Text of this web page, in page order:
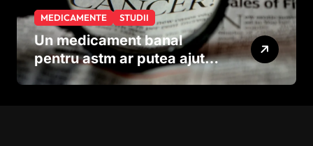
MEDICAMENTE STUDII
Un medicament banal
pentru astm ar putea ajuta
în lupta împotriva